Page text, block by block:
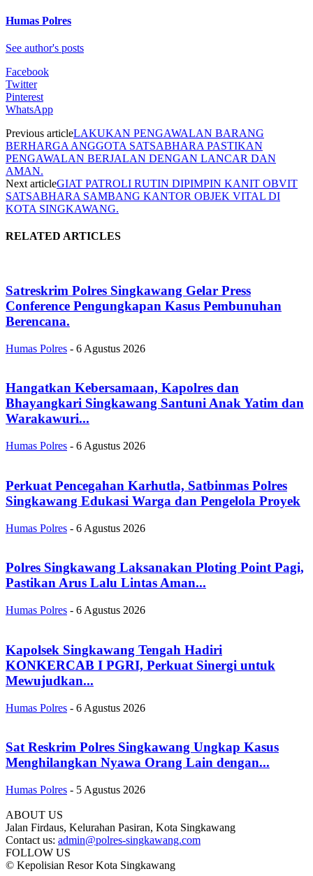
Humas Polres
See author's posts
Facebook
Twitter
Pinterest
WhatsApp
Previous articleLAKUKAN PENGAWALAN BARANG
BERHARGA ANGGOTA SATSABHARA PASTIKAN
PENGAWALAN BERJALAN DENGAN LANCAR DAN
AMAN.
Next articleGIAT PATROLI RUTIN DIPIMPIN KANIT OBVIT
SATSABHARA SAMBANG KANTOR OBJEK VITAL DI
KOTA SINGKAWANG.
RELATED ARTICLES
Satreskrim Polres Singkawang Gelar Press
Conference Pengungkapan Kasus Pembunuhan
Berencana.
Humas Polres - 6 Agustus 2026
Hangatkan Kebersamaan, Kapolres dan
Bhayangkari Singkawang Santuni Anak Yatim dan
Warakawuri...
Humas Polres - 6 Agustus 2026
Perkuat Pencegahan Karhutla, Satbinmas Polres
Singkawang Edukasi Warga dan Pengelola Proyek
Humas Polres - 6 Agustus 2026
Polres Singkawang Laksanakan Ploting Point Pagi,
Pastikan Arus Lalu Lintas Aman...
Humas Polres - 6 Agustus 2026
Kapolsek Singkawang Tengah Hadiri
KONKERCAB I PGRI, Perkuat Sinergi untuk
Mewujudkan...
Humas Polres - 6 Agustus 2026
Sat Reskrim Polres Singkawang Ungkap Kasus
Menghilangkan Nyawa Orang Lain dengan...
Humas Polres - 5 Agustus 2026
ABOUT US
Jalan Firdaus, Kelurahan Pasiran, Kota Singkawang
Contact us: admin@polres-singkawang.com
FOLLOW US
© Kepolisian Resor Kota Singkawang